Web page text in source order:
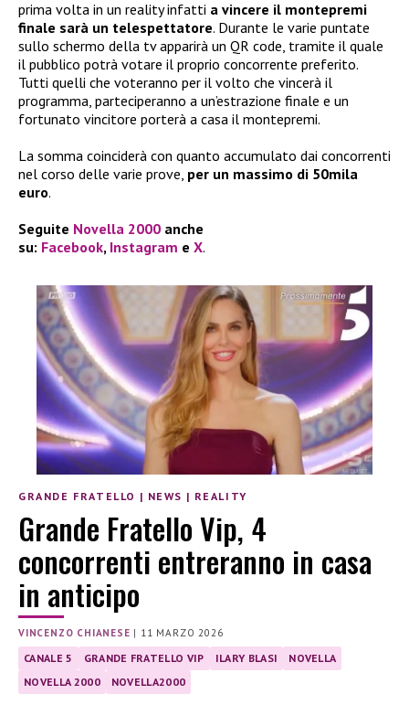
prima volta in un reality infatti a vincere il montepremi
finale sarà un telespettatore. Durante le varie puntate
sullo schermo della tv apparirà un QR code, tramite il quale
il pubblico potrà votare il proprio concorrente preferito.
Tutti quelli che voteranno per il volto che vincerà il
programma, parteciperanno a un’estrazione finale e un
fortunato vincitore porterà a casa il montepremi.
La somma coinciderà con quanto accumulato dai concorrenti
nel corso delle varie prove, per un massimo di 50mila
euro.
Seguite Novella 2000 anche
su: Facebook, Instagram e X.
GRANDE FRATELLO | NEWS | REALITY
Grande Fratello Vip, 4
concorrenti entreranno in casa
in anticipo
VINCENZO CHIANESE | 11 MARZO 2026
CANALE 5 GRANDE FRATELLO VIP ILARY BLASI
NOVELLA
NOVELLA 2000
NOVELLA2000